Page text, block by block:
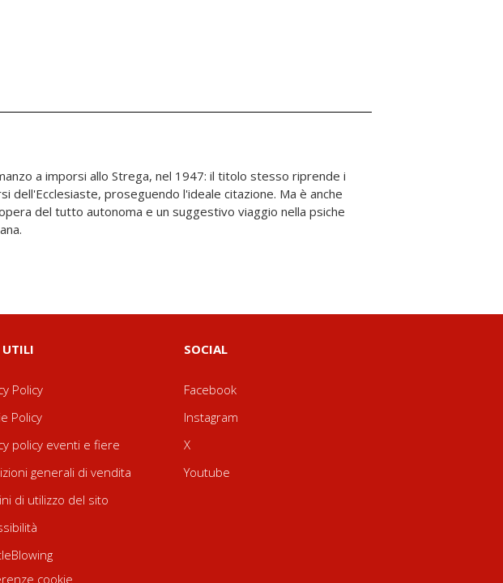
Policy
Policy
policy eventi e fiere
generali di vendita
di utilizzo del sito
cookie
SOCIAL
Facebook
Instagram
X
Youtube